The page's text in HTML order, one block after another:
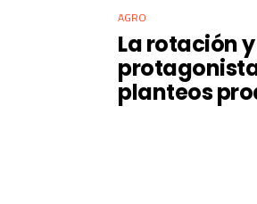
AGRO
La rotación
planteos